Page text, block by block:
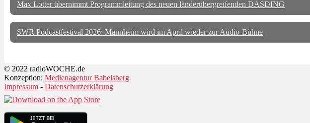
Max Lotter übernimmt Programmleitung des neuen länderübergreifenden DASDING
SWR Podcastfestival 2026: Mannheim wird im April wieder zur Audio-Bühne
© 2022 radioWOCHE.de
Konzeption: Medienagentur Babelsberg
Impressum - Datenschutzerklärung